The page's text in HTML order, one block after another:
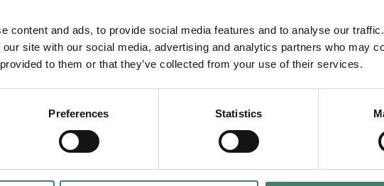
content and ads, to provide social media features and to analyse our
site with our social media, advertising and analytics partners who may
to them or that they’ve collected from your use of their services.
Preferences Statistics
Tillbaka till Sverek